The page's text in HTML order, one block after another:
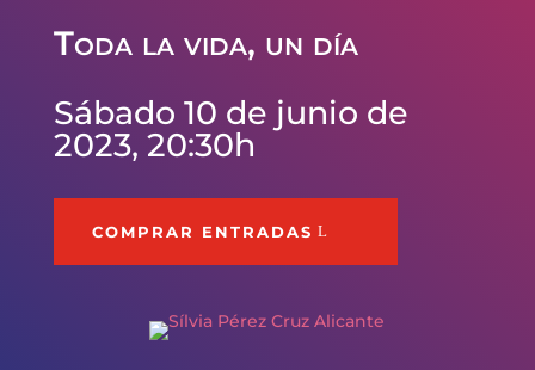
Toda la vida, un día
Sábado 10 de junio de
2023, 20:30h
COMPRAR ENTRADAS